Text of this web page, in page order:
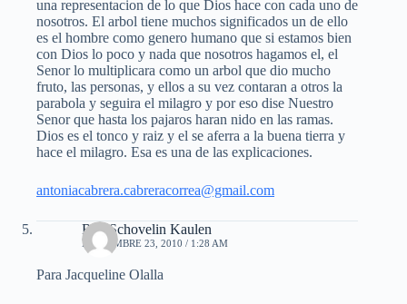
una representacion de lo que Dios hace con cada uno de
nosotros. El arbol tiene muchos significados un de ello
es el hombre como genero humano que si estamos bien
con Dios lo poco y nada que nosotros hagamos el, el
Senor lo multiplicara como un arbol que dio mucho
fruto, las personas, y ellos a su vez contaran a otros la
parabola y seguira el milagro y por eso dise Nuestro
Senor que hasta los pajaros haran nido en las ramas.
Dios es el tonco y raiz y el se aferra a la buena tierra y
hace el milagro. Esa es una de las explicaciones.
antoniacabrera.cabreracorrea@gmail.com
Rita Schovelin Kaulen
NOVIEMBRE 23, 2010 / 1:28 AM
Para Jacqueline Olalla